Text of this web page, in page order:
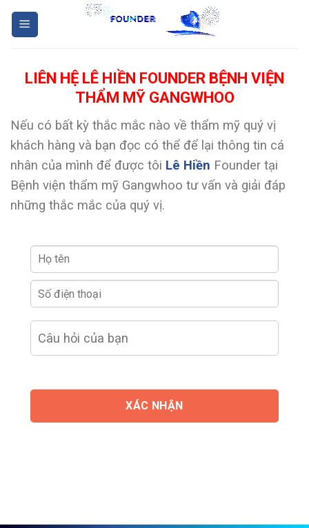
Skip
LIÊN HỆ LÊ HIỀN FOUNDER BỆNH VIỆN
THẨM MỸ GANGWHOO
Nếu có bất kỳ thắc mắc nào về thẩm mỹ quý vị
khách hàng và bạn đọc có thể để lại thông tin cá
nhân của mình để được tôi Lê Hiền Founder tại
Bệnh viện thẩm mỹ Gangwhoo tư vấn và giải đáp
những thắc mắc của quý vị.
XÁC NHẬN